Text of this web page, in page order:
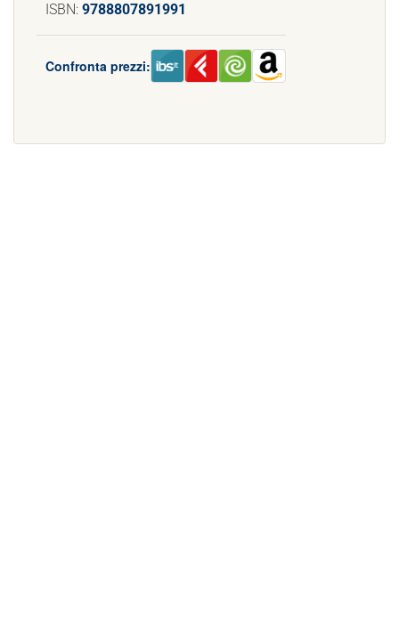
ISBN: 9788807891991
Confronta prezzi: